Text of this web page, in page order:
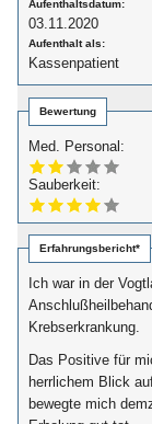
Aufenthaltsdatum:
03.11.2020
Aufenthalt als:
Kassenpatient
Bewertung
Med. Personal:
Sauberkeit:
Erfahrungsbericht*
Ich war in der
Krebserkrankung.
Das Positive für
herrlichem Blick
bewegte mich